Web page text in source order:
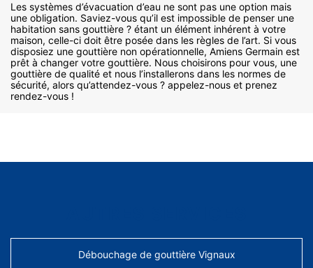
Les systèmes d’évacuation d’eau ne sont pas une option mais
une obligation. Saviez-vous qu’il est impossible de penser une
habitation sans gouttière ? étant un élément inhérent à votre
maison, celle-ci doit être posée dans les règles de l’art. Si vous
disposiez une gouttière non opérationnelle, Amiens Germain est
prêt à changer votre gouttière. Nous choisirons pour vous, une
gouttière de qualité et nous l’installerons dans les normes de
sécurité, alors qu’attendez-vous ? appelez-nous et prenez
rendez-vous !
Débouchage de gouttière Vignaux